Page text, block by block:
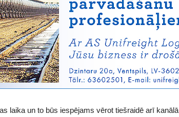
laika un to būs iespējams vērot tiešraidē arī kanālā